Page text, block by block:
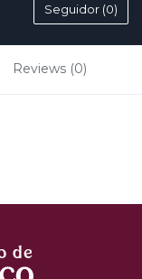
Seguidor (0)
Reviews (0)